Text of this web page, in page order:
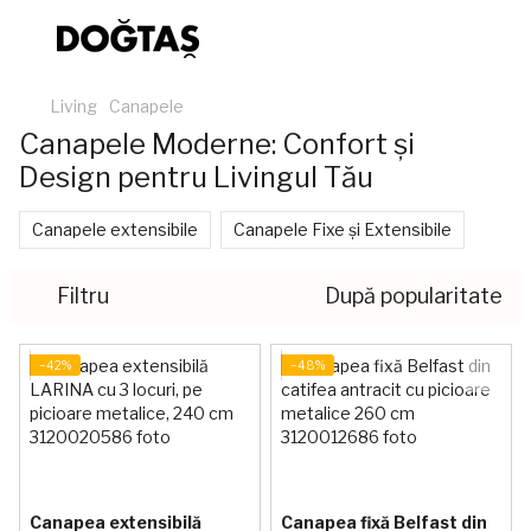
Living Canapele
Canapele Moderne: Confort și
Design pentru Livingul Tău
Canapele extensibile Canapele Fixe și Extensibile
Filtru După popularitate
−42%
Canapea extensibilă
−48%
Canapea fixă Belfast din